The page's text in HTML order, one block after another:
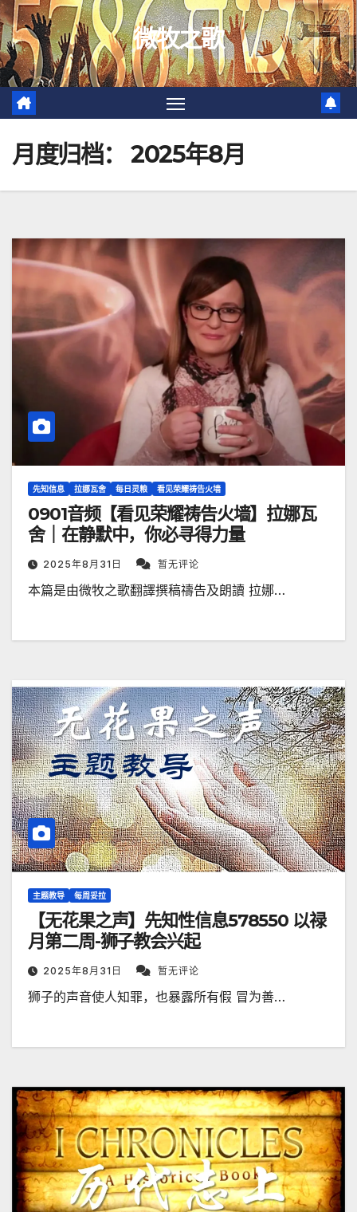
跳
至
内
容
微牧之歌
月度归档： 2025年8月
先知信息 拉娜瓦舍 每日灵粮 看见荣耀祷告火墙
0901音频【看见荣耀祷告火墙】拉娜瓦
舍｜在静默中，你必寻得力量
2025年8月31日 暂无评论
本篇是由微牧之歌翻譯撰稿禱告及朗讀 拉娜…
主题教导 每周妥拉
【无花果之声】先知性信息578550 以禄
月第二周-狮子教会兴起
2025年8月31日 暂无评论
狮子的声音使人知罪，也暴露所有假 冒为善…